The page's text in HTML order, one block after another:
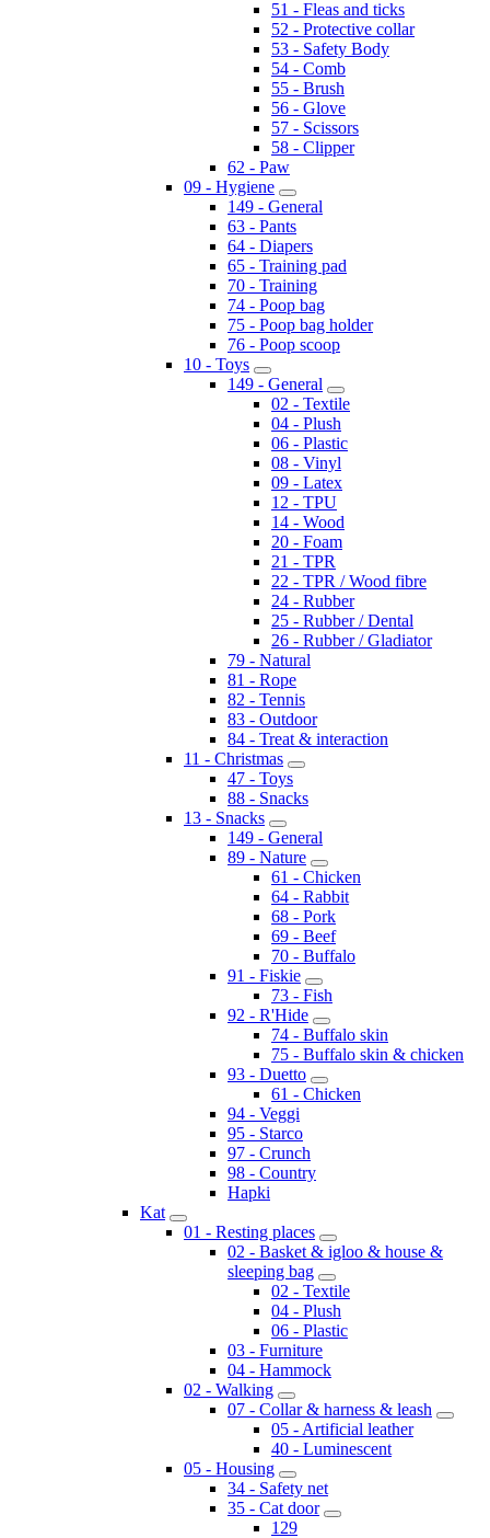
51 - Fleas and ticks
52 - Protective collar
53 - Safety Body
54 - Comb
55 - Brush
56 - Glove
57 - Scissors
58 - Clipper
62 - Paw
09 - Hygiene
149 - General
63 - Pants
64 - Diapers
65 - Training pad
70 - Training
74 - Poop bag
75 - Poop bag holder
76 - Poop scoop
10 - Toys
149 - General
02 - Textile
04 - Plush
06 - Plastic
08 - Vinyl
09 - Latex
12 - TPU
14 - Wood
20 - Foam
21 - TPR
22 - TPR / Wood fibre
24 - Rubber
25 - Rubber / Dental
26 - Rubber / Gladiator
79 - Natural
81 - Rope
82 - Tennis
83 - Outdoor
84 - Treat & interaction
11 - Christmas
47 - Toys
88 - Snacks
13 - Snacks
149 - General
89 - Nature
61 - Chicken
64 - Rabbit
68 - Pork
69 - Beef
70 - Buffalo
91 - Fiskie
73 - Fish
92 - R'Hide
74 - Buffalo skin
75 - Buffalo skin & chicken
93 - Duetto
61 - Chicken
94 - Veggi
95 - Starco
97 - Crunch
98 - Country
Hapki
Kat
01 - Resting places
02 - Basket & igloo & house &
sleeping bag
02 - Textile
04 - Plush
06 - Plastic
03 - Furniture
04 - Hammock
02 - Walking
07 - Collar & harness & leash
05 - Artificial leather
40 - Luminescent
05 - Housing
34 - Safety net
35 - Cat door
129